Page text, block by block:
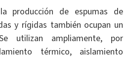
producción de espumas de
y rígidas también ocupan un
utilizan ampliamente, por
térmico, aislamiento